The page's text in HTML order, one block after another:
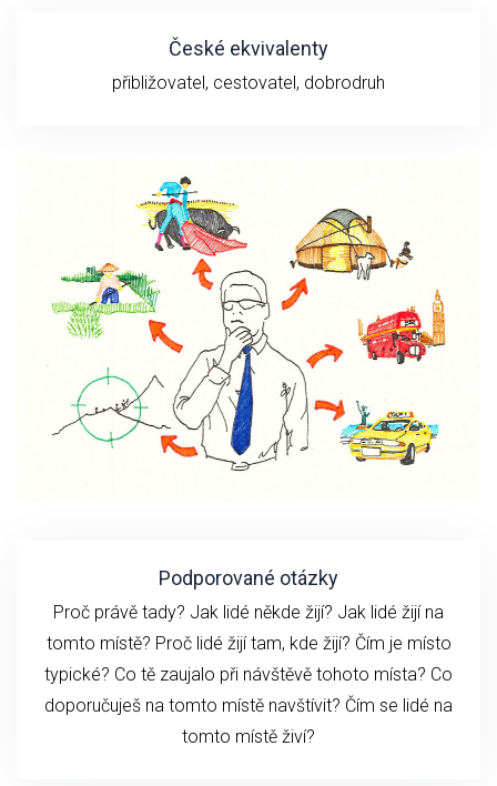
České ekvivalenty
přibližovatel, cestovatel, dobrodruh
Podporované otázky
Proč právě tady? Jak lidé někde žijí? Jak lidé žijí na
tomto místě? Proč lidé žijí tam, kde žijí? Čím je místo
typické? Co tě zaujalo při návštěvě tohoto místa? Co
doporučuješ na tomto místě navštívit? Čím se lidé na
tomto místě živí?